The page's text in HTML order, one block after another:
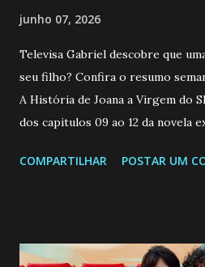
junho 07, 2026
Televisa Gabriel descobre que
seu filho? Confira o resumo
A História de Joana a Virgem do
dos capitulos 09 ao 12 da novela
a Programação Semanal do
confessa a Gabriel que ele
COMPARTILHAR POSTAR UM